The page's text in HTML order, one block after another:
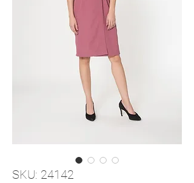
SKU: 24142